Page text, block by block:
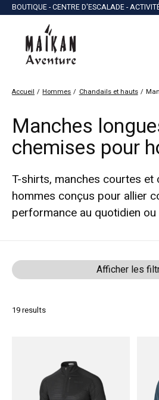
BOUTIQUE - CENTRE D'ESCALADE -
Accueil / Hommes / Chandails et hauts /
Manches
chemises pour
T-shirts, manches courtes et
hommes conçus pour allier
performance au quotidien ou
Afficher les
19results